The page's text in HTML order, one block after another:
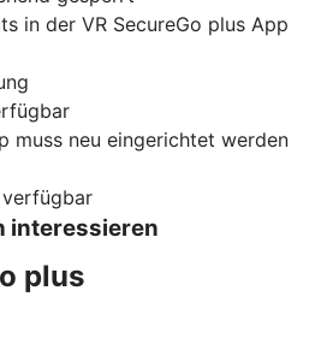
in der VR SecureGo plus App
muss neu eingerichtet werden
interessieren
plus